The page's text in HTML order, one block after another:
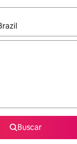
estiverem
Buscar